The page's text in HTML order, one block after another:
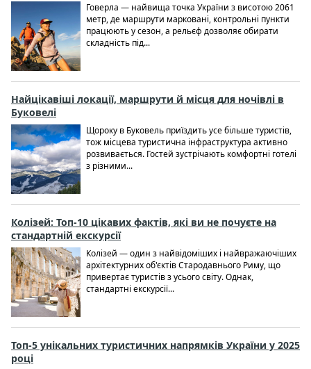
Говерла — найвища точка України з висотою 2061
метр, де маршрути марковані, контрольні пункти
працюють у сезон, а рельєф дозволяє обирати
складність під...
Найцікавіші локації, маршрути й місця для ночівлі в
Буковелі
Щороку в Буковель приїздить усе більше туристів,
тож місцева туристична інфраструктура активно
розвивається. Гостей зустрічають комфортні готелі
з різними...
Колізей: Топ-10 цікавих фактів, які ви не почуєте на
стандартній екскурсії
Колізей — один з найвідоміших і найвражаючіших
архітектурних об'єктів Стародавнього Риму, що
привертає туристів з усього світу. Однак,
стандартні екскурсії...
Топ-5 унікальних туристичних напрямків України у 2025
році